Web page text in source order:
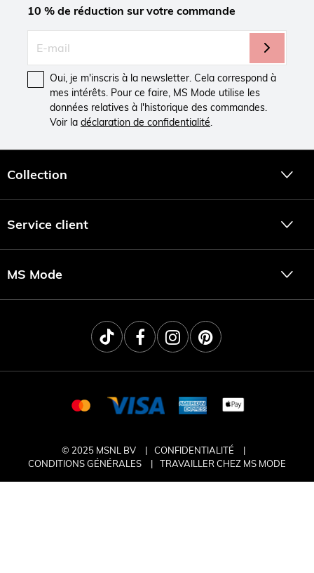
10 % de réduction sur votre commande
Oui, je m'inscris à la newsletter. Cela correspond à
mes intérêts. Pour ce faire, MS Mode utilise les
données relatives à l'historique des commandes.
Voir la déclaration de confidentialité.
Collection
Service client
MS Mode
© 2025 MSNL BV
CONFIDENTIALITÉ
CONDITIONS GÉNÉRALES
TRAVAILLER CHEZ MS MODE